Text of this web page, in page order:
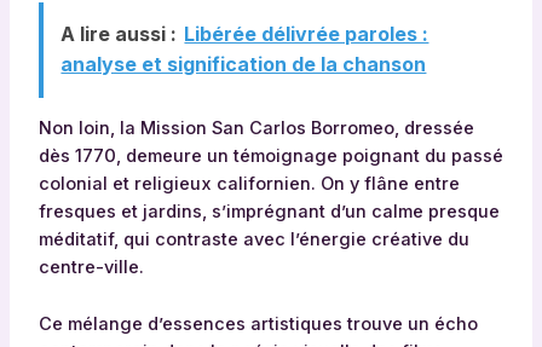
A lire aussi : Libérée délivrée paroles :
analyse et signification de la chanson
Non loin, la Mission San Carlos Borromeo, dressée
dès 1770, demeure un témoignage poignant du passé
colonial et religieux californien. On y flâne entre
fresques et jardins, s’imprégnant d’un calme presque
méditatif, qui contraste avec l’énergie créative du
centre-ville.
Ce mélange d’essences artistiques trouve un écho